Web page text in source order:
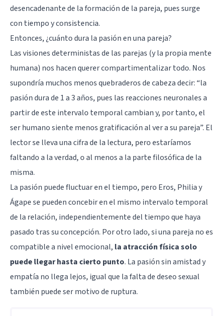
desencadenante de la formación de la pareja, pues surge
con tiempo y consistencia.
Entonces, ¿cuánto dura la pasión en una pareja?
Las visiones deterministas de las parejas (y la propia mente
humana) nos hacen querer compartimentalizar todo. Nos
supondría muchos menos quebraderos de cabeza decir: “la
pasión dura de 1 a 3 años, pues las reacciones neuronales a
partir de este intervalo temporal cambian y, por tanto, el
ser humano siente menos gratificación al ver a su pareja”. El
lector se lleva una cifra de la lectura, pero estaríamos
faltando a la verdad, o al menos a la parte filosófica de la
misma.
La pasión puede fluctuar en el tiempo, pero Eros, Philia y
Ágape se pueden concebir en el mismo intervalo temporal
de la relación, independientemente del tiempo que haya
pasado tras su concepción. Por otro lado, si una pareja no es
compatible a nivel emocional, la atracción física solo
puede llegar hasta cierto punto. La pasión sin amistad y
empatía no llega lejos, igual que la falta de deseo sexual
también puede ser motivo de ruptura.